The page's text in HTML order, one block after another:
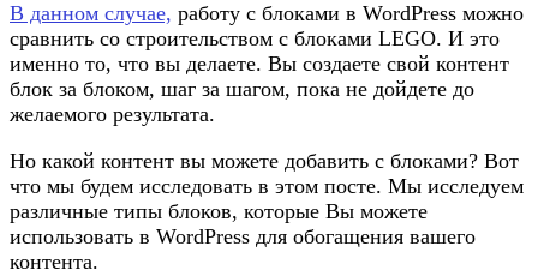
В данном случае, работу с блоками в WordPress можно
сравнить со строительством с блоками LEGO. И это
именно то, что вы делаете. Вы создаете свой контент
блок за блоком, шаг за шагом, пока не дойдете до
желаемого результата.
Но какой контент вы можете добавить с блоками? Вот
что мы будем исследовать в этом посте. Мы исследуем
различные типы блоков, которые Вы можете
использовать в WordPress для обогащения вашего
контента.